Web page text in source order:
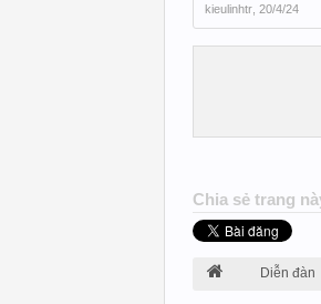
kieulinhtr 20/4/24
Chia sẻ trang
Diễn đàn